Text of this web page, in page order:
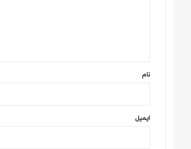
نام
ایمیل